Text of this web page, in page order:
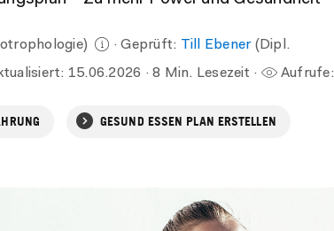
· Geprüft: Till Ebener(Dipl.
15.06.2026 · 8 Min. Lesezeit · Aufrufe:
GESUND ESSEN PLAN ERSTELLEN